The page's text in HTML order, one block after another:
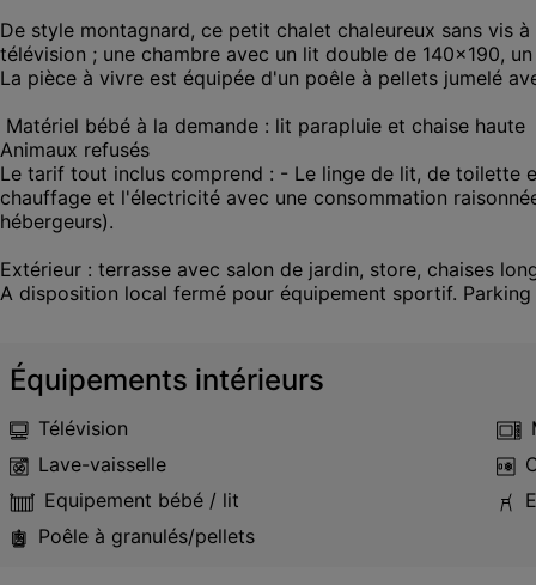
De style montagnard, ce petit chalet chaleureux sans vis
télévision ; une chambre avec un lit double de 140x190,
La pièce à vivre est équipée d'un poêle à pellets jumelé
Animaux refusés
Le tarif tout inclus comprend : - Le linge de lit, de toilette
chauffage et l'électricité avec une consommation
hébergeurs).
Extérieur : terrasse avec salon de jardin, store, chaises
A disposition local fermé pour équipement sportif.
Équipements intérieurs
Télévision
Lave-vaisselle
Equipement bébé / lit
Poêle à granulés/pellets